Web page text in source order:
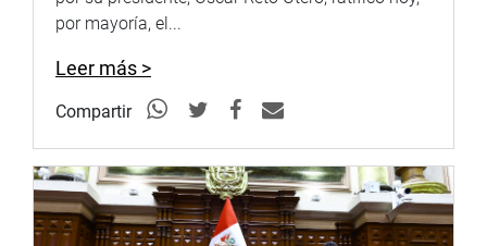
Youtube: www.youtube.com/congresoperu
por mayoría, el...
Leer más >
Compartir